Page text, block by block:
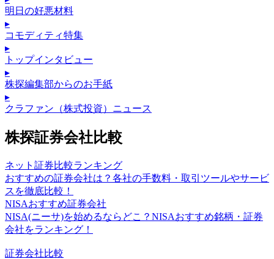
明日の好悪材料
▸
コモディティ特集
▸
トップインタビュー
▸
株探編集部からのお手紙
▸
クラファン（株式投資）ニュース
株探証券会社比較
ネット証券比較ランキング
おすすめの証券会社は？各社の手数料・取引ツールやサービ
スを徹底比較！
NISAおすすめ証券会社
NISA(ニーサ)を始めるならどこ？NISAおすすめ銘柄・証券
会社をランキング！
証券会社比較